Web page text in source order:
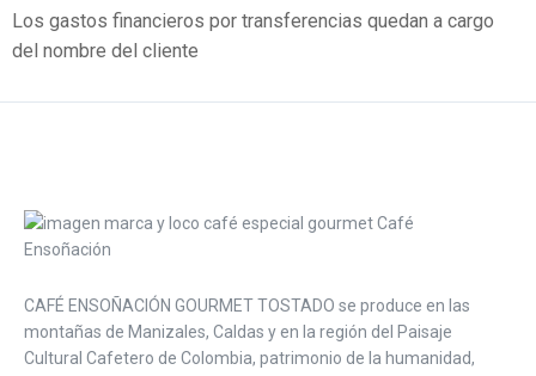
Los gastos financieros por transferencias quedan a cargo
del nombre del cliente
CAFÉ ENSOÑACIÓN GOURMET TOSTADO se produce en las
montañas de Manizales, Caldas y en la región del Paisaje
Cultural Cafetero de Colombia, patrimonio de la humanidad,